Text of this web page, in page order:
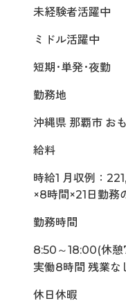
未経験者活躍中
ミドル活躍中
短期･単発･夜勤
勤務地
沖縄県 那覇市 お
給料
時給1 月収例：
×8時間×21日勤務
勤務時間
8:50～18:00(休
実働8時間 残業な
休日休暇